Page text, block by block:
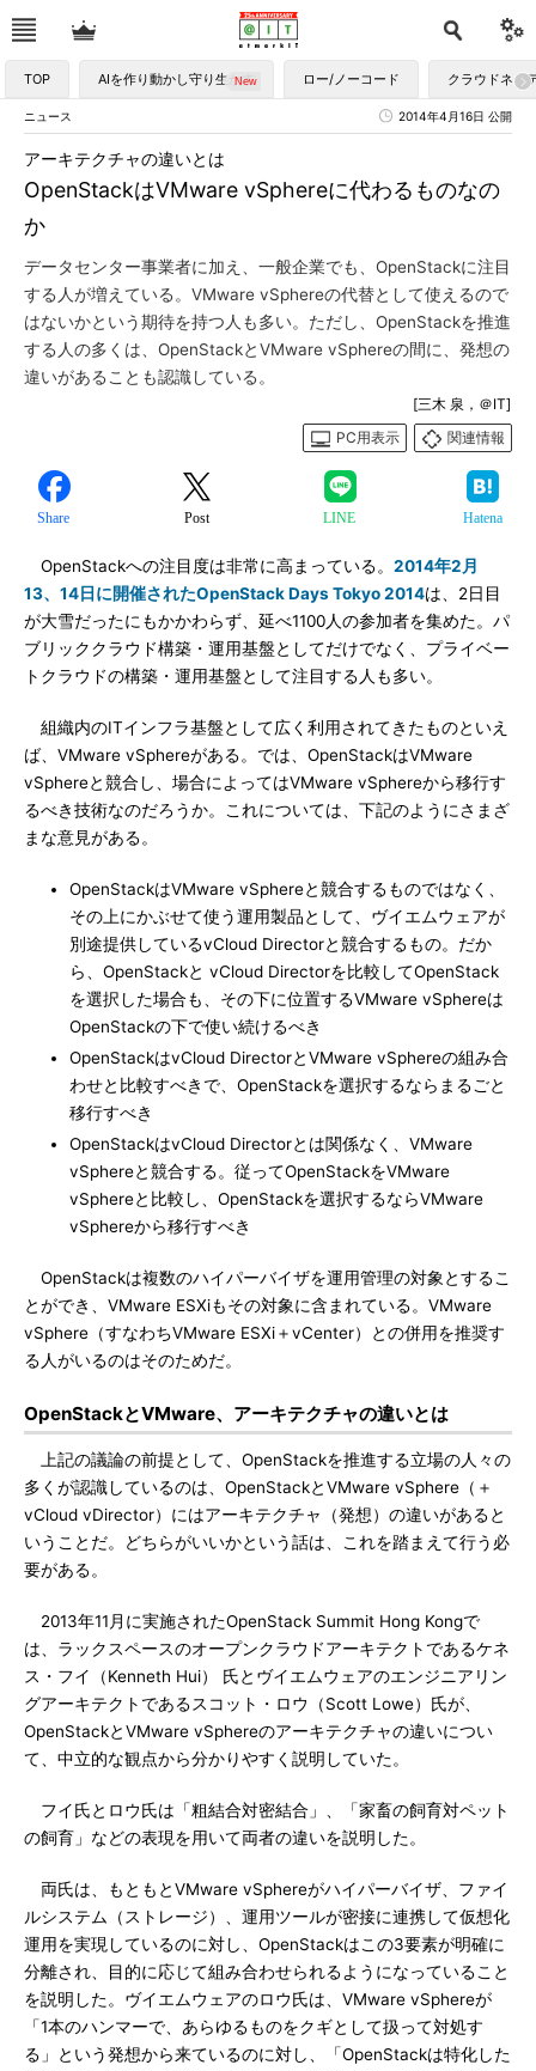
TOP AIを作り動かし守り生かす ロー/ノーコード クラウドネイ
ニュース 2014年4月16日 公開
OpenStackはVMware vSphereに代わるものなの
か
アーキテクチャの違いとは
データセンター事業者に加え、一般企業でも、OpenStackに注目
する人が増えている。VMware vSphereの代替として使えるので
はないかという期待を持つ人も多い。ただし、OpenStackを推進
する人の多くは、OpenStackとVMware vSphereの間に、発想の
違いがあることも認識している。
[三木 泉，＠IT]
PC用表示
関連情報
Share Post LINE Hatena
OpenStackへの注目度は非常に高まっている。 2014年2月
13、14日に開催されたOpenStack Days Tokyo 2014は、2日目
が大雪だったにもかかわらず、延べ1100人の参加者を集めた。パ
ブリッククラウド構築・運用基盤としてだけでなく、プライベー
トクラウドの構築・運用基盤として注目する人も多い。
組織内のITインフラ基盤として広く利用されてきたものといえ
ば、VMware vSphereがある。では、OpenStackはVMware
vSphereと競合し、場合によってはVMware vSphereから移行す
るべき技術なのだろうか。これについては、下記のようにさまざ
まな意見がある。
OpenStackはVMware vSphereと競合するものではなく、
その上にかぶせて使う運用製品として、ヴイエムウェアが
別途提供しているvCloud Directorと競合するもの。だか
ら、OpenStackと vCloud Directorを比較してOpenStack
を選択した場合も、その下に位置するVMware vSphereは
OpenStackの下で使い続けるべき
OpenStackはvCloud DirectorとVMware vSphereの組み合
わせと比較すべきで、OpenStackを選択するならまるごと
移行すべき
OpenStackはvCloud Directorとは関係なく、VMware
vSphereと競合する。従ってOpenStackをVMware
vSphereと比較し、OpenStackを選択するならVMware
vSphereから移行すべき
OpenStackは複数のハイパーバイザを運用管理の対象とするこ
とができ、VMware ESXiもその対象に含まれている。VMware
vSphere（すなわちVMware ESXi＋vCenter）との併用を推奨す
る人がいるのはそのためだ。
OpenStackとVMware、アーキテクチャの違いとは
上記の議論の前提として、OpenStackを推進する立場の人々の
多くが認識しているのは、OpenStackとVMware vSphere（＋
vCloud vDirector）にはアーキテクチャ（発想）の違いがあると
いうことだ。どちらがいいかという話は、これを踏まえて行う必
要がある。
2013年11月に実施されたOpenStack Summit Hong Kongで
は、ラックスペースのオープンクラウドアーキテクトであるケネ
ス・フイ（Kenneth Hui） 氏とヴイエムウェアのエンジニアリン
グアーキテクトであるスコット・ロウ（Scott Lowe）氏が、
OpenStackとVMware vSphereのアーキテクチャの違いについ
て、中立的な観点から分かりやすく説明していた。
フイ氏とロウ氏は「粗結合対密結合」、「家畜の飼育対ペット
の飼育」などの表現を用いて両者の違いを説明した。
両氏は、もともとVMware vSphereがハイパーバイザ、ファイ
ルシステム（ストレージ）、運用ツールが密接に連携して仮想化
運用を実現しているのに対し、OpenStackはこの3要素が明確に
分離され、目的に応じて組み合わせられるようになっていること
を説明した。ヴイエムウェアのロウ氏は、VMware vSphereが
「1本のハンマーで、あらゆるものをクギとして扱って対処す
る」という発想から来ているのに対し、「OpenStackは特化した